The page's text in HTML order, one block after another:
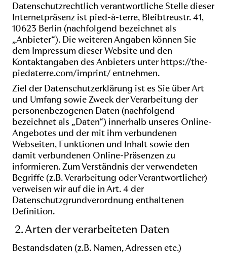
Datenschutzrechtlich verantwortliche Stelle dieser
Internetpräsenz ist pied-à-terre, Bleibtreustr. 41,
10623 Berlin (nachfolgend bezeichnet als
„Anbieter“). Die weiteren Angaben können Sie
dem Impressum dieser Website und den
Kontaktangaben des Anbieters unter https://the-
piedaterre.com/imprint/entnehmen.
Ziel der Datenschutzerklärung ist es Sie über Art
und Umfang sowie Zweck der Verarbeitung der
personenbezogenen Daten (nachfolgend
bezeichnet als „Daten“) innerhalb unseres Online-
Angebotes und der mit ihm verbundenen
Webseiten, Funktionen und Inhalt sowie den
damit verbundenen Online-Präsenzen zu
informieren. Zum Verständnis der verwendeten
Begriffe (z.B. Verarbeitung oder Verantwortlicher)
verweisen wir auf die in Art. 4 der
Datenschutzgrundverordnung enthaltenen
Definition.
2. Arten der verarbeiteten Daten
Bestandsdaten (z.B. Namen, Adressen etc.)